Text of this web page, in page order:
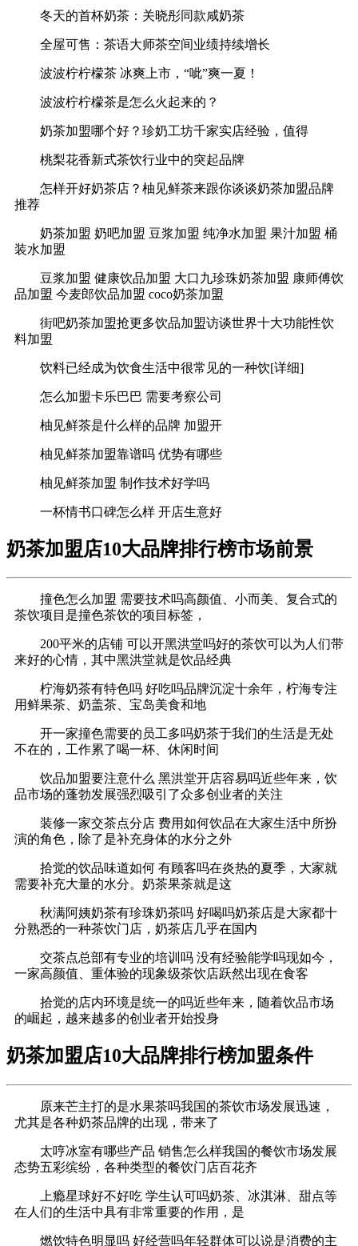
冬天的首杯奶茶：关晓彤同款咸奶茶
全屋可售：茶语大师茶空间业绩持续增长
波波柠柠檬茶 冰爽上市，“呲”爽一夏！
波波柠柠檬茶是怎么火起来的？
奶茶加盟哪个好？珍奶工坊千家实店经验，值得
桃梨花香新式茶饮行业中的突起品牌
怎样开好奶茶店？柚见鲜茶来跟你谈谈奶茶加盟品牌
推荐
奶茶加盟 奶吧加盟 豆浆加盟 纯净水加盟 果汁加盟 桶
装水加盟
豆浆加盟 健康饮品加盟 大口九珍珠奶茶加盟 康师傅饮
品加盟 今麦郎饮品加盟 coco奶茶加盟
街吧奶茶加盟抢更多饮品加盟访谈世界十大功能性饮
料加盟
饮料已经成为饮食生活中很常见的一种饮[详细]
怎么加盟卡乐巴巴 需要考察公司
柚见鲜茶是什么样的品牌 加盟开
柚见鲜茶加盟靠谱吗 优势有哪些
柚见鲜茶加盟 制作技术好学吗
一杯情书口碑怎么样 开店生意好
奶茶加盟店10大品牌排行榜市场前景
撞色怎么加盟 需要技术吗高颜值、小而美、复合式的
茶饮项目是撞色茶饮的项目标签，
200平米的店铺 可以开黑洪堂吗好的茶饮可以为人们带
来好的心情，其中黑洪堂就是饮品经典
柠海奶茶有特色吗 好吃吗品牌沉淀十余年，柠海专注
用鲜果茶、奶盖茶、宝岛美食和地
开一家撞色需要的员工多吗奶茶于我们的生活是无处
不在的，工作累了喝一杯、休闲时间
饮品加盟要注意什么 黑洪堂开店容易吗近些年来，饮
品市场的蓬勃发展强烈吸引了众多创业者的关注
装修一家交茶点分店 费用如何饮品在大家生活中所扮
演的角色，除了是补充身体的水分之外
拾觉的饮品味道如何 有顾客吗在炎热的夏季，大家就
需要补充大量的水分。奶茶果茶就是这
秋满阿姨奶茶有珍珠奶茶吗 好喝吗奶茶店是大家都十
分熟悉的一种茶饮门店，奶茶店几乎在国内
交茶点总部有专业的培训吗 没有经验能学吗现如今，
一家高颜值、重体验的现象级茶饮店跃然出现在食客
拾觉的店内环境是统一的吗近些年来，随着饮品市场
的崛起，越来越多的创业者开始投身
奶茶加盟店10大品牌排行榜加盟条件
原来芒主打的是水果茶吗我国的茶饮市场发展迅速，
尤其是各种奶茶品牌的出现，带来了
太哼冰室有哪些产品 销售怎么样我国的餐饮市场发展
态势五彩缤纷，各种类型的餐饮门店百花齐
上瘾星球好不好吃 学生认可吗奶茶、冰淇淋、甜点等
在人们的生活中具有非常重要的作用，是
燃饮特色明显吗 好经营吗年轻群体可以说是消费的主